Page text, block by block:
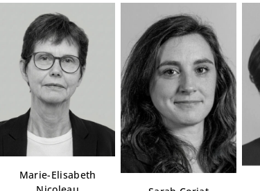
Marie-Elisabeth